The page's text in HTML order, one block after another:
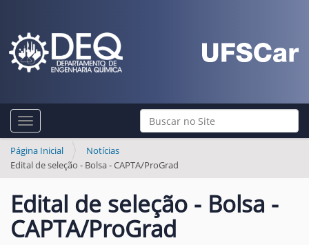
Busca
Busca Avançada…
Toggle navigation
Página Inicial
Notícias
Edital de seleção - Bolsa - CAPTA/ProGrad
Edital de seleção - Bolsa -
CAPTA/ProGrad